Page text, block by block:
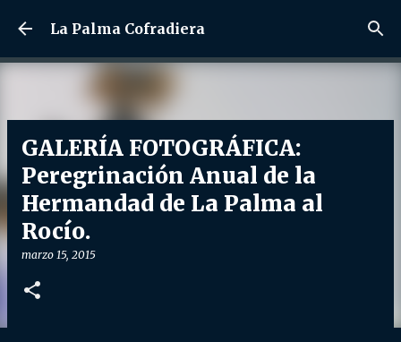
Ir al contenido principal
La Palma Cofradiera
GALERÍA FOTOGRÁFICA:
Peregrinación Anual de la
Hermandad de La Palma al
Rocío.
marzo 15, 2015